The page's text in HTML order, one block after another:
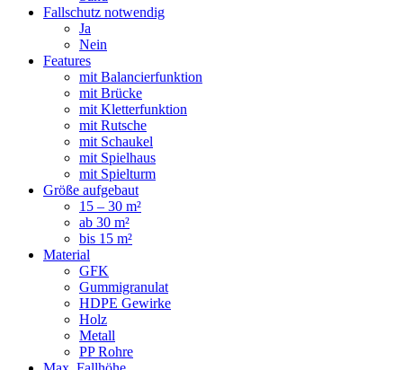
Fallschutz notwendig
Ja
Nein
Features
mit Balancierfunktion
mit Brücke
mit Kletterfunktion
mit Rutsche
mit Schaukel
mit Spielhaus
mit Spielturm
Größe aufgebaut
15 – 30 m²
ab 30 m²
bis 15 m²
Material
GFK
Gummigranulat
HDPE Gewirke
Holz
Metall
PP Rohre